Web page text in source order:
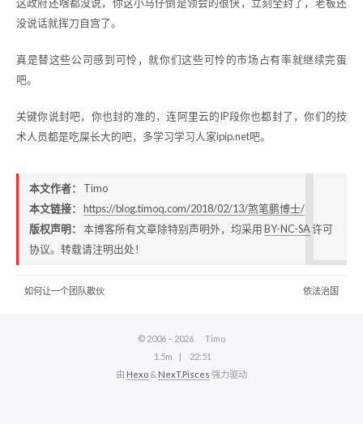
没说话就挥刀自宫了。
真是替这些公司感到可怜，就你们这些可怜的市场占有率就继续完蛋
吧。
关键你说封吧，你也封的准的，连阿里云的IP段你也都封了，你们的技
术人员都是吃屎长大的吧，多学习学习人家ipip.net吧。
本文作者： Timo
本文链接：
https://blog.timoq.com/2018/02/13/煞笔鹏博士/
版权声明： 本博客所有文章除特别声明外，均采用BY-NC-SA许可
协议。转载请注明出处！
如何让一个团队散伙 依法治国
© 2006 – 2026
Timo
1.5m
22:51
由 Hexo & NexT.Pisces 强力驱动